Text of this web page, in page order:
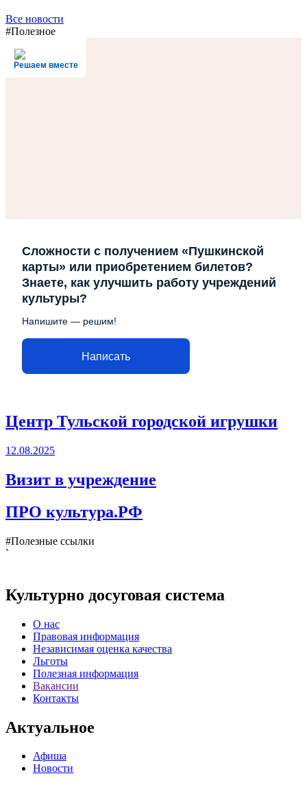
Все новости
#Полезное
Решаем вместе
Сложности с получением «Пушкинской
карты» или приобретением билетов?
Знаете, как улучшить работу учреждений
культуры?
Напишите — решим!
Написать
Центр Тульской городской игрушки
12.08.2025
Визит в учреждение
ПРО культура.РФ
#Полезные ссылки
`
Культурно досуговая система
О нас
Правовая информация
Независимая оценка качества
Льготы
Полезная информация
Вакансии
Контакты
Актуальное
Афиша
Новости